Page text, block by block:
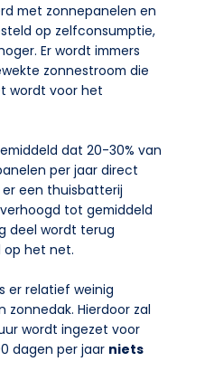
met zonnepanelen en
op zelfconsumptie,
Er wordt immers
zonnestroom die
wordt voor het
dat 20-30% van
per jaar direct
een thuisbatterij
tot gemiddeld
deel wordt terug
het net.
er relatief weinig
Hierdoor zal
wordt ingezet voor
dagen per jaar niets